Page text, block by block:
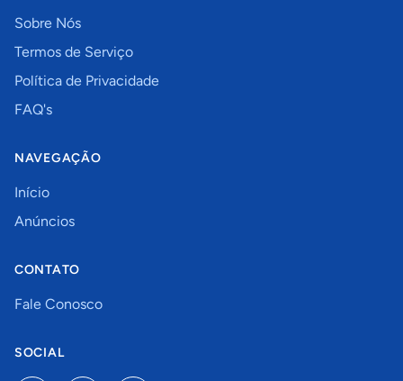
Sobre Nós
Termos de Serviço
Política de Privacidade
FAQ's
NAVEGAÇÃO
Início
Anúncios
CONTATO
Fale Conosco
SOCIAL